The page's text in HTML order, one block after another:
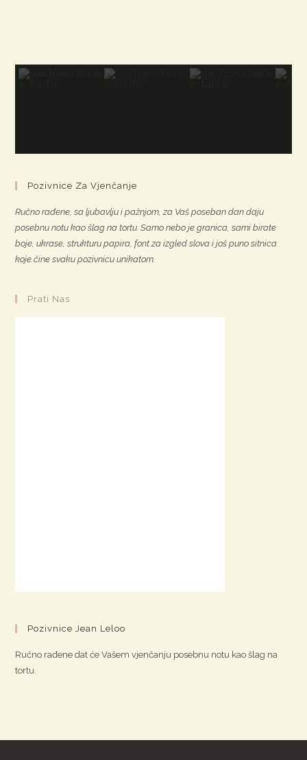
Pozivnice Za Vjenčanje
Ručno rađene, sa ljubavlju i pažnjom, za Vaš poseban dan daju
posebnu notu kao šlag na tortu. Samo nebo je granica, sami birate
boje, ukrase, strukturu papira, font za izgled slova i još puno sitnica
koje čine svaku pozivnicu unikatom.
Prati Nas
Pozivnice Jean Leloo
Ručno rađene dat će Vašem vjenčanju posebnu notu kao šlag na
tortu.